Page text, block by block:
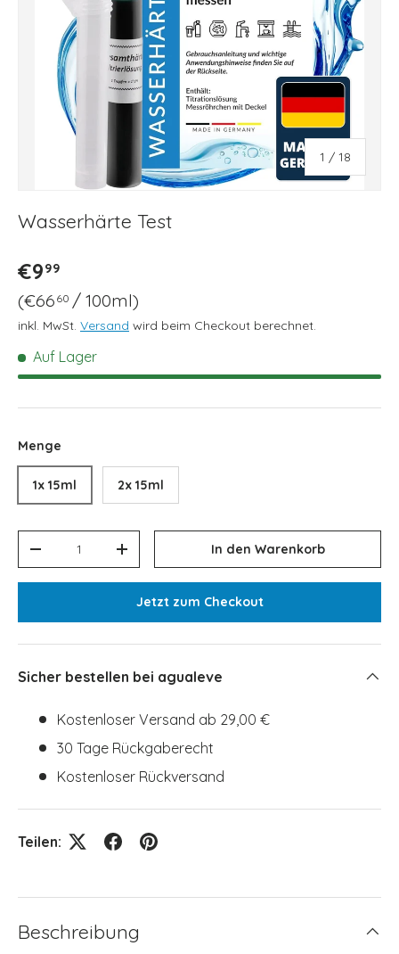
1 / von
18
Wasserhärte Test
Normaler Preis
€999
Grundpreis
€66 60 / 100ml
inkl. MwSt. Versand wird beim Checkout berechnet.
Auf Lager
Menge
1x 15ml 2x 15ml
Menge verringernMenge erhöhenIn den Warenkorb
Jetzt zum Checkout
Sicher bestellen bei agualeve
Kostenloser Versand ab 29,00 €
30 Tage Rückgaberecht
Kostenloser Rückversand
Teilen:
Beschreibung